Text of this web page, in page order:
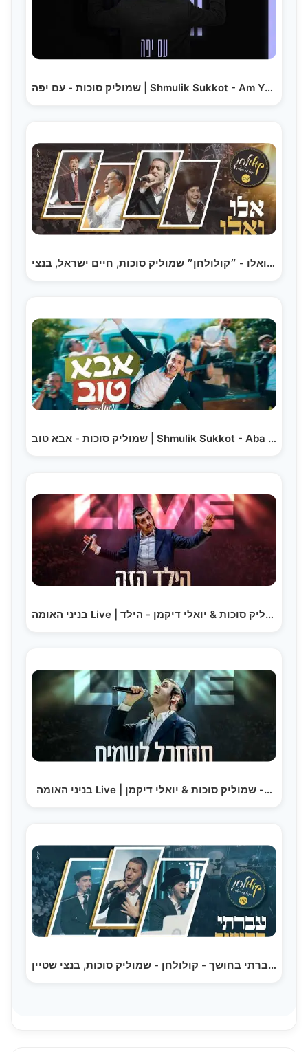
שמוליק סוכות - עם יפה | Shmulik Sukkot - Am Yafe
אלו ואלו - ״קולולחן״ שמוליק סוכות, חיים ישראל, בנצי…
שמוליק סוכות - אבא טוב | Shmulik Sukkot - Aba Tov
בניני האומה Live | שמוליק סוכות & יואלי דיקמן - הילד…
בניני האומה Live | שמוליק סוכות & יואלי דיקמן -…
עברתי בחושך - קולולחן - שמוליק סוכות, בנצי שטיין…